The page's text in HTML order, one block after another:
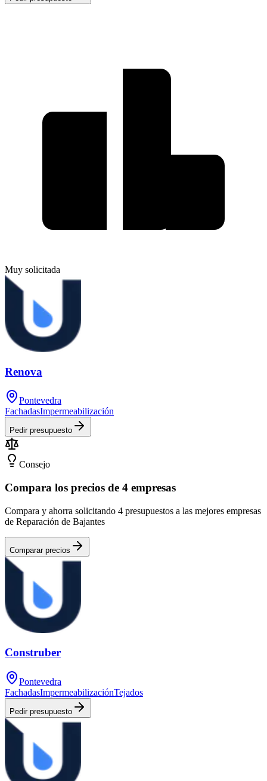
Muy solicitada
Renova
Pontevedra
FachadasImpermeabilización
Pedir presupuesto
Consejo
Compara los precios de 4 empresas
Compara y ahorra solicitando 4 presupuestos a las mejores empresas
de Reparación de Bajantes
Comparar precios
Construber
Pontevedra
FachadasImpermeabilizaciónTejados
Pedir presupuesto